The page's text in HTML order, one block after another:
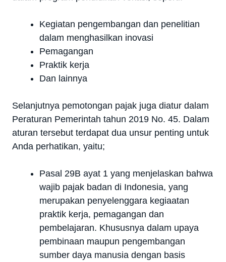
Kegiatan pengembangan dan penelitian
dalam menghasilkan inovasi
Pemagangan
Praktik kerja
Dan lainnya
Selanjutnya pemotongan pajak juga diatur dalam
Peraturan Pemerintah tahun 2019 No. 45. Dalam
aturan tersebut terdapat dua unsur penting untuk
Anda perhatikan, yaitu;
Pasal 29B ayat 1 yang menjelaskan bahwa
wajib pajak badan di Indonesia, yang
merupakan penyelenggara kegiaatan
praktik kerja, pemagangan dan
pembelajaran. Khususnya dalam upaya
pembinaan maupun pengembangan
sumber daya manusia dengan basis